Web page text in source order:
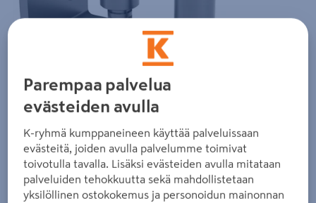
Parempaa palvelua
evästeiden avulla
K-ryhmä kumppaneineen käyttää palveluissaan
evästeitä, joiden avulla palvelumme toimivat
toivotulla tavalla. Lisäksi evästeiden avulla mitataan
palveluiden tehokkuutta sekä mahdollistetaan
yksilöllinen ostokokemus ja personoidun mainonnan